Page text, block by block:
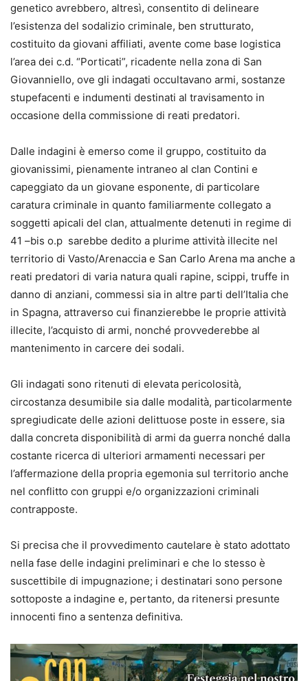
genetico avrebbero, altresì, consentito di delineare
l’esistenza del sodalizio criminale, ben strutturato,
costituito da giovani affiliati, avente come base logistica
l’area dei c.d. “Porticati”, ricadente nella zona di San
Giovanniello, ove gli indagati occultavano armi, sostanze
stupefacenti e indumenti destinati al travisamento in
occasione della commissione di reati predatori.
Dalle indagini è emerso come il gruppo, costituito da
giovanissimi, pienamente intraneo al clan Contini e
capeggiato da un giovane esponente, di particolare
caratura criminale in quanto familiarmente collegato a
soggetti apicali del clan, attualmente detenuti in regime di
41 –bis o.p sarebbe dedito a plurime attività illecite nel
territorio di Vasto/Arenaccia e San Carlo Arena ma anche a
reati predatori di varia natura quali rapine, scippi, truffe in
danno di anziani, commessi sia in altre parti dell’Italia che
in Spagna, attraverso cui finanzierebbe le proprie attività
illecite, l’acquisto di armi, nonché provvederebbe al
mantenimento in carcere dei sodali.
Gli indagati sono ritenuti di elevata pericolosità,
circostanza desumibile sia dalle modalità, particolarmente
spregiudicate delle azioni delittuose poste in essere, sia
dalla concreta disponibilità di armi da guerra nonché dalla
costante ricerca di ulteriori armamenti necessari per
l’affermazione della propria egemonia sul territorio anche
nel conflitto con gruppi e/o organizzazioni criminali
contrapposte.
Si precisa che il provvedimento cautelare è stato adottato
nella fase delle indagini preliminari e che lo stesso è
suscettibile di impugnazione; i destinatari sono persone
sottoposte a indagine e, pertanto, da ritenersi presunte
innocenti fino a sentenza definitiva.